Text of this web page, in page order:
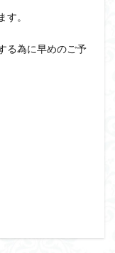
。
る為に早めのご予